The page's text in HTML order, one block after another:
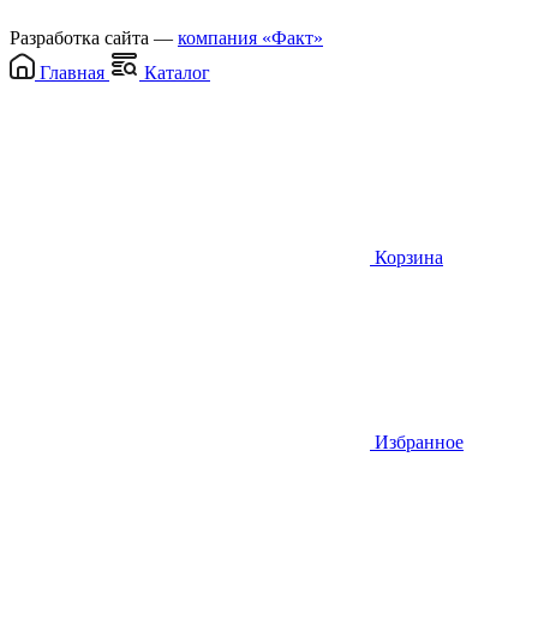
Разработка сайта — компания «Факт»
Главная
Каталог
Корзина
Избранное